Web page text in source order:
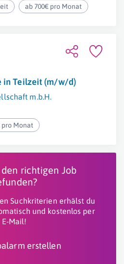
ab 700€ pro Monat
in Teilzeit (m/w/d)
m.b.H.
pro Monat
richtigen Job
Suchkriterien erhälst du
und kostenlos per
E-Mail!
erstellen